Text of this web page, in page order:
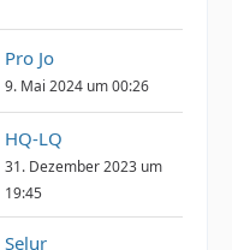
Pro Jo
9. Mai 2024 um 00:26
HQ-LQ
31. Dezember 2023 um
19:45
Selur